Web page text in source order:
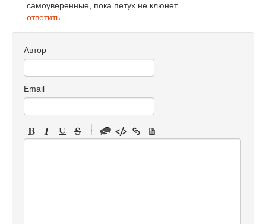
самоуверенные, пока петух не клюнет.
ответить
Автор
Email
-